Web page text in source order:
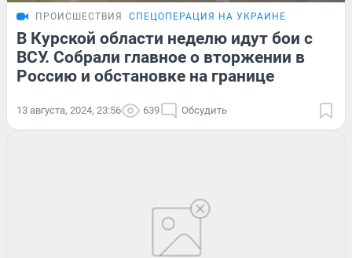
ПРОИСШЕСТВИЯ СПЕЦОПЕРАЦИЯ НА УКРАИНЕ
В Курской области неделю идут бои с
ВСУ. Собрали главное о вторжении в
Россию и обстановке на границе
13 августа, 2024, 23:56 639 Обсудить